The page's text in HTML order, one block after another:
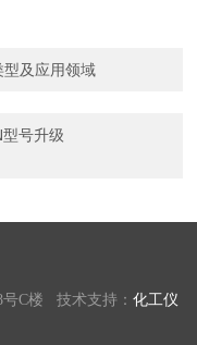
及应用领域
号升级
号C楼 技术支持：化工仪